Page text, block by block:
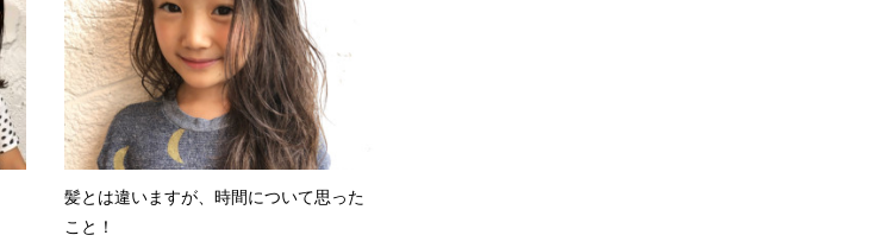
髪とは違いますが、時間について思った
こと！